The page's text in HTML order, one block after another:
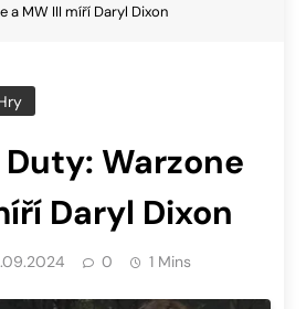
a MW III míří Daryl Dixon
Duty: Warzone
Daryl Dixon
0 1 Mins